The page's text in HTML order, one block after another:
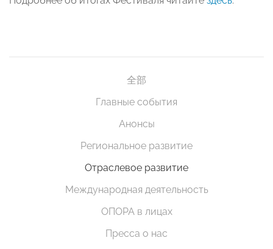
全部
Главные события
Анонсы
Региональное развитие
Отраслевое развитие
Международная деятельность
ОПОРА в лицах
Пресса о нас